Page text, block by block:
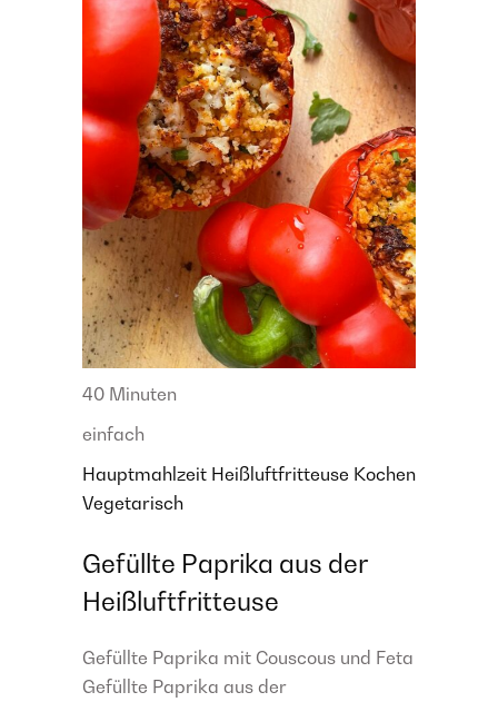
40 Minuten
einfach
Hauptmahlzeit Heißluftfritteuse Kochen
Vegetarisch
Gefüllte Paprika aus der
Heißluftfritteuse
Gefüllte Paprika mit Couscous und Feta
Gefüllte Paprika aus der